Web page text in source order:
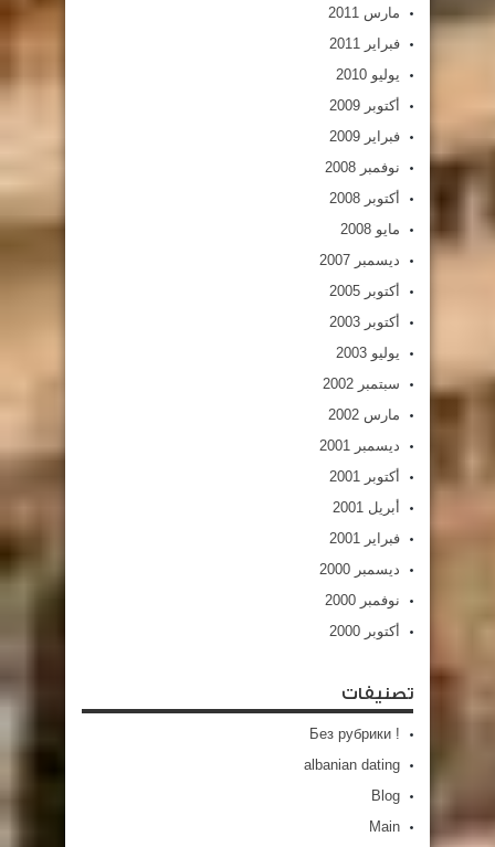
مارس 2011
فبراير 2011
يوليو 2010
أكتوبر 2009
فبراير 2009
نوفمبر 2008
أكتوبر 2008
مايو 2008
ديسمبر 2007
أكتوبر 2005
أكتوبر 2003
يوليو 2003
سبتمبر 2002
مارس 2002
ديسمبر 2001
أكتوبر 2001
أبريل 2001
فبراير 2001
ديسمبر 2000
نوفمبر 2000
أكتوبر 2000
تصنيفات
! Без рубрики
albanian dating
Blog
Main